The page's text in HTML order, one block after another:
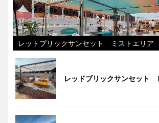
レットブリックサンセット ミストエリア
レッドブリックサンセット